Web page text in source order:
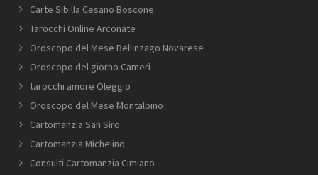
Carte Sibilla Cesano Boscone
Tarocchi Online Arconate
Oroscopo del Mese Bellinzago Novarese
Oroscopo del giorno Camerì
tarocchi amore Oleggio
Oroscopo del Mese Montalbino
Cartomanzia San Siro
Cartomanzia Michelino
Consulti Cartomanzia Cimiano